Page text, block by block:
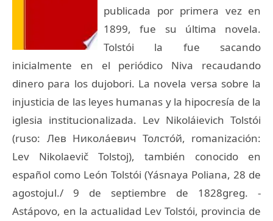
publicada por primera vez en
1899, fue su última novela.
Tolstói la fue sacando
inicialmente en el periódico Niva recaudando
dinero para los dujobori. La novela versa sobre la
injusticia de las leyes humanas y la hipocresía de la
iglesia institucionalizada. Lev Nikoláievich Tolstói
(ruso: Лев Никола́евич Толсто́й, romanización:
Lev Nikolaevič Tolstoj), también conocido en
español como León Tolstói (Yásnaya Poliana, 28 de
agostojul./ 9 de septiembre de 1828greg. -
Astápovo, en la actualidad Lev Tolstói, provincia de